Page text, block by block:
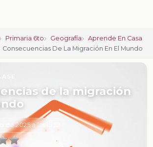
Primaria 6to Geografía
Aprende En Casa
Consecuencias De La Migración En El Mundo
de la migración
de 2025 a las 15:52